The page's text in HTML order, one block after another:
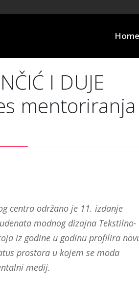
Home
I DUJE
mentoriranja
centra održano je 11. izdanje
modnog dizajna Tekstilno-
iz godine u godinu profilira
prostora u kojem se moda
medij.